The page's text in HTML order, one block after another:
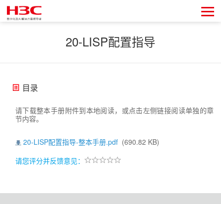
20-LISP配置指导
目录
请下载整本手册附件到本地阅读，或点击左侧链接阅读单独的章
节内容。
20-LISP配置指导-整本手册.pdf (690.82 KB)
请您评分并反馈意见：